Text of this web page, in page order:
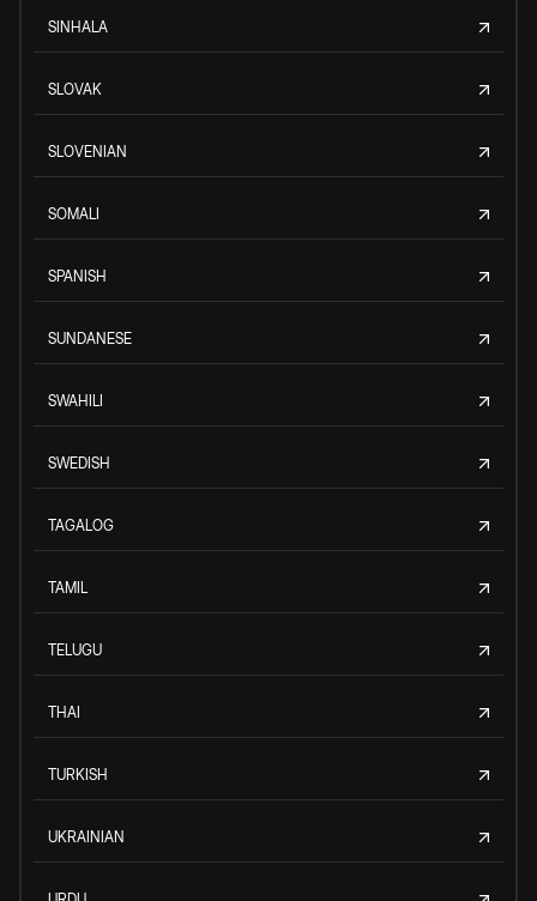
SINHALA
SLOVAK
SLOVENIAN
SOMALI
SPANISH
SUNDANESE
SWAHILI
SWEDISH
TAGALOG
TAMIL
TELUGU
THAI
TURKISH
UKRAINIAN